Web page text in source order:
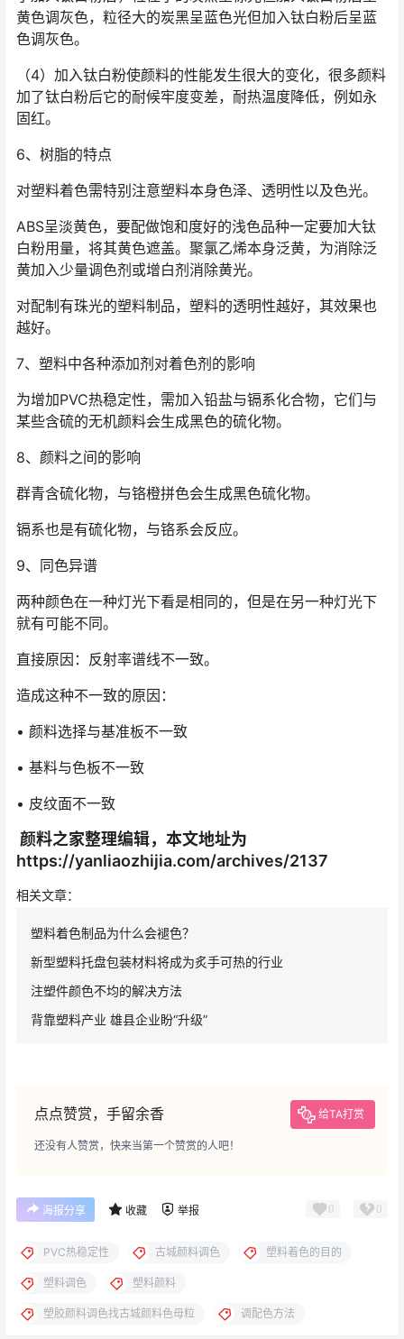
黄色调灰色，粒径大的炭黑呈蓝色光但加入钛白粉后呈蓝
色调灰色。
（4）加入钛白粉使颜料的性能发生很大的变化，很多颜料
加了钛白粉后它的耐候牢度变差，耐热温度降低，例如永
固红。
6、树脂的特点
对塑料着色需特别注意塑料本身色泽、透明性以及色光。
ABS呈淡黄色，要配做饱和度好的浅色品种一定要加大钛
白粉用量，将其黄色遮盖。聚氯乙烯本身泛黄，为消除泛
黄加入少量调色剂或增白剂消除黄光。
对配制有珠光的塑料制品，塑料的透明性越好，其效果也
越好。
7、塑料中各种添加剂对着色剂的影响
为增加PVC热稳定性，需加入铅盐与镉系化合物，它们与
某些含硫的无机颜料会生成黑色的硫化物。
8、颜料之间的影响
群青含硫化物，与铬橙拼色会生成黑色硫化物。
镉系也是有硫化物，与铬系会反应。
9、同色异谱
两种颜色在一种灯光下看是相同的，但是在另一种灯光下
就有可能不同。
直接原因：反射率谱线不一致。
造成这种不一致的原因：
• 颜料选择与基准板不一致
• 基料与色板不一致
• 皮纹面不一致
颜料之家整理编辑，本文地址为
https://yanliaozhijia.com/archives/2137
相关文章：
塑料着色制品为什么会褪色？
新型塑料托盘包装材料将成为炙手可热的行业
注塑件颜色不均的解决方法
背靠塑料产业 雄县企业盼“升级”
点点赞赏，手留余香 给TA打赏
还没有人赞赏，快来当第一个赞赏的人吧！
海报分享 收藏 举报 0 0
PVC热稳定性 古城颜料调色 塑料着色的目的
塑料调色 塑料颜料
塑胶颜料调色找古城颜料色母粒 调配色方法